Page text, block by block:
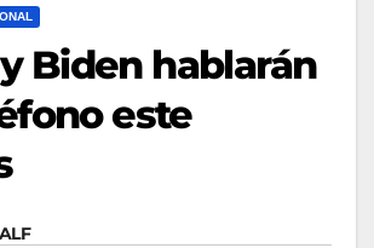
Biden hablarán
este
ALF